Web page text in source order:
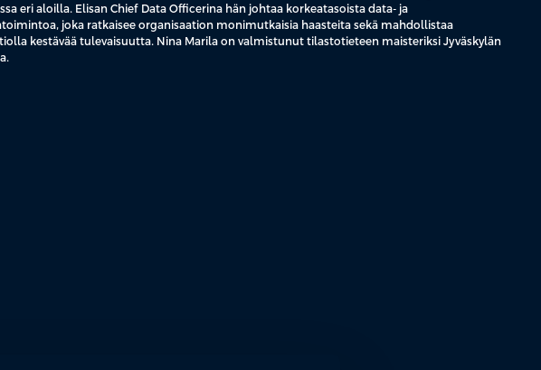
eri aloilla. Elisan Chief Data Officerina hän johtaa korkeatasoista data- ja
joka ratkaisee organisaation monimutkaisia haasteita sekä mahdollistaa
kestävää tulevaisuutta. Nina Marila on valmistunut tilastotieteen maisteriksi Jyväskylän